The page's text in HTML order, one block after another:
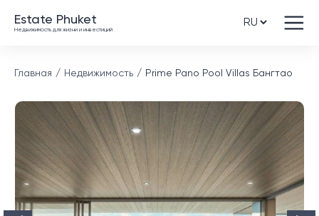
Estate Phuket
Недвижимость для жизни и инвестиций
Главная Недвижимость Prime Pano Pool Villas Бангтао